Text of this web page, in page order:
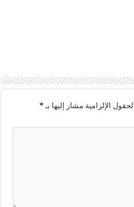
الحقول الإلزامية مشار إليها بـ*